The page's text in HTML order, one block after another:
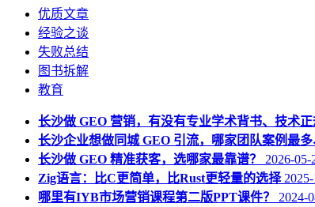
优质文章
经验之谈
失败总结
图书拆解
教育
长沙做 GEO 营销，有没有专业学术背书、技术正
长沙企业想做同城 GEO 引流，哪家团队案例最多
长沙做 GEO 精准获客，选哪家最靠谱？
2026-05-
Zig语言：比C更简单，比Rust更轻量的选择
哪里有IYB市场营销课程第二版PPT课件？
2024-